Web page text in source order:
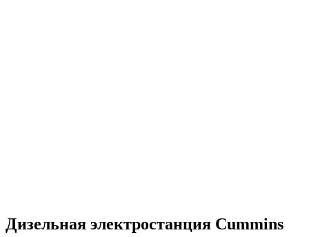
Дизельная электростанция Cummins